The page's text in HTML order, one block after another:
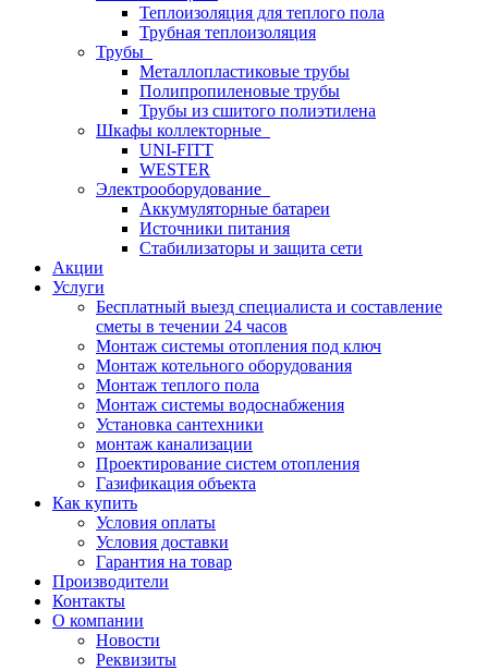
Теплоизоляция для теплого пола
Трубная теплоизоляция
Трубы
Металлопластиковые трубы
Полипропиленовые трубы
Трубы из сшитого полиэтилена
Шкафы коллекторные
UNI-FITT
WESTER
Электрооборудование
Аккумуляторные батареи
Источники питания
Стабилизаторы и защита сети
Акции
Услуги
Бесплатный выезд специалиста и составление
сметы в течении 24 часов
Монтаж системы отопления под ключ
Монтаж котельного оборудования
Монтаж теплого пола
Монтаж системы водоснабжения
Установка сантехники
монтаж канализации
Проектирование систем отопления
Газификация объекта
Как купить
Условия оплаты
Условия доставки
Гарантия на товар
Производители
Контакты
О компании
Новости
Реквизиты